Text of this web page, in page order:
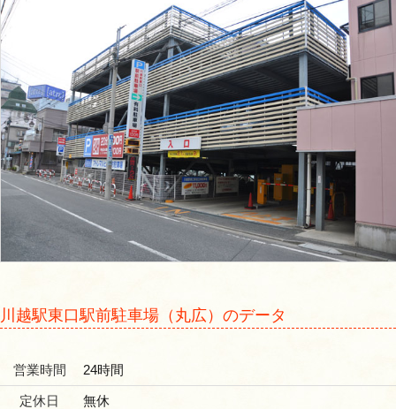
川越駅東口駅前駐車場（丸広）のデータ
営業時間 24時間
定休日 無休